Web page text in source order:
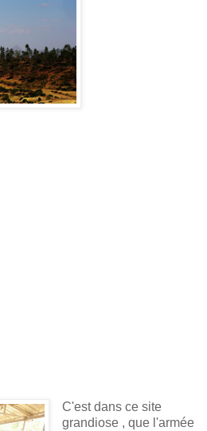
C'est dans ce site
grandiose , que l'armée